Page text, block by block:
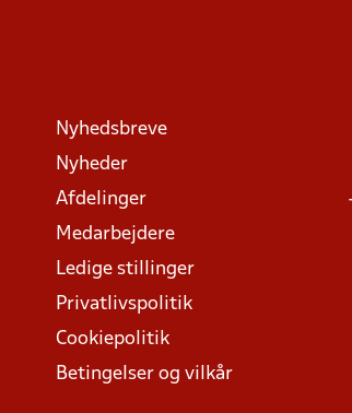
Nyhedsbreve
Nyheder
Afdelinger
Medarbejdere
Ledige stillinger
Privatlivspolitik
Cookiepolitik
Betingelser og vilkår